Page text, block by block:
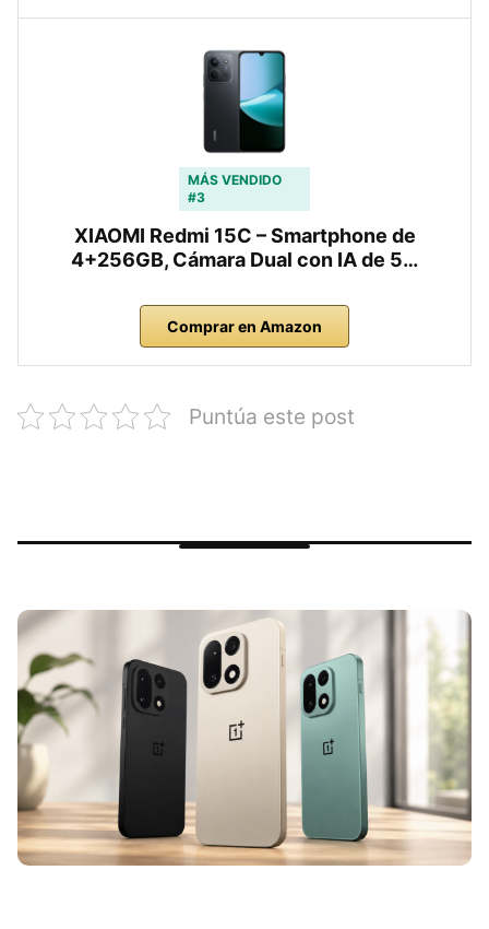
MÁS VENDIDO
#3
XIAOMI Redmi 15C – Smartphone de
4+256GB, Cámara Dual con IA de 5…
Comprar en Amazon
Puntúa este post